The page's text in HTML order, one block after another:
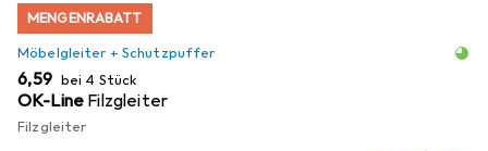
MENGENRABATT
Möbelgleiter + Schutzpuffer
EUR
6,59 bei 4 Stück
OK-Line Filzgleiter
Filzgleiter